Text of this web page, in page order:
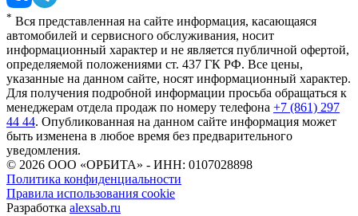
* Вся представленная на сайте информация, касающаяся
автомобилей и сервисного обслуживания, носит
информационный характер и не является публичной офертой,
определяемой положениями ст. 437 ГК РФ. Все цены,
указанные на данном сайте, носят информационный характер.
Для получения подробной информации просьба обращаться к
менеджерам отдела продаж по номеру телефона +7 (861) 297
44 44. Опубликованная на данном сайте информация может
быть изменена в любое время без предварительного
уведомления.
© 2026 ООО «ОРБИТА» - ИНН: 0107028898
Политика конфиденциальности
Правила использования cookie
Разработка alexsab.ru